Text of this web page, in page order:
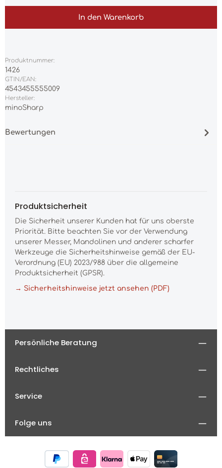
In den Warenkorb
Produktnummer:
1426
GTIN/EAN:
4543455555009
Hersteller:
minoSharp
Bewertungen
Produktsicherheit
Die Sicherheit unserer Kunden hat für uns oberste
Priorität. Bitte beachten Sie vor der Verwendung
unserer Messer, Mandolinen und anderer scharfer
Werkzeuge die Sicherheitshinweise gemäß der EU-
Verordnung (EU) 2023/988 über die allgemeine
Produktsicherheit (GPSR).
→ Sicherheitshinweise jetzt ansehen (PDF)
Persönliche Beratung
Rechtliches
Service
Folge uns